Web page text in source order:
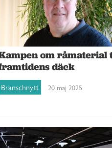
om råmaterial
däck
Branschnytt 20 maj 2025